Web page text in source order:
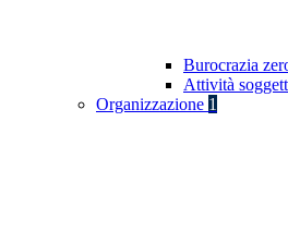
Burocrazia
Attività
Organizzazione 1